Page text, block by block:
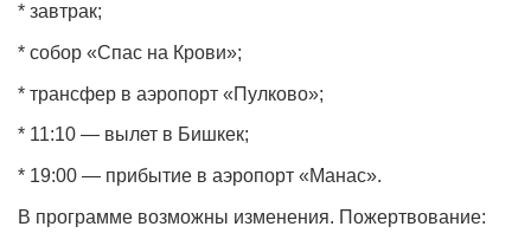
* завтрак;
* собор «Спас на Крови»;
* трансфер в аэропорт «Пулково»;
* 11:10 — вылет в Бишкек;
* 19:00 — прибытие в аэропорт «Манас».
В программе возможны изменения. Пожертвование: